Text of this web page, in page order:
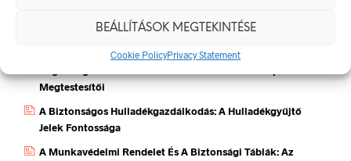
BEÁLLÍTÁSOK MEGTEKINTÉSE
Cookie PolicyPrivacy Statement
Jól Láthatósági Mellény: Miért Fontos, Hogyan Válaszd Ki,
Megtestesítői
A Biztonságos Hulladékgazdálkodás: A Hulladékgyűjtő
Jelek Fontossága
A Munkavédelmi Rendelet És A Biztonsági Táblák: Az